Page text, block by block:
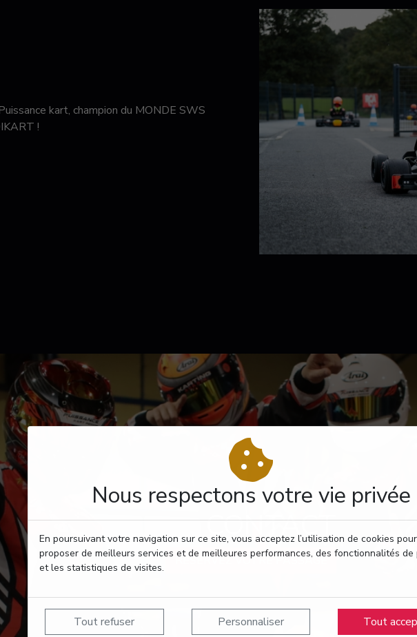
Nous respectons votre vie privée
En poursuivant votre navigation sur ce site, vous acceptez l’utilisation de cookies
proposer de meilleurs services et de meilleures performances, des fonctionnalités de
et les statistiques de visites.
Tout refuser Personnaliser Tout
kart, champion du MONDE SWS
!
CONTACT
RÉSERVEZ VOTRE PASSAGE